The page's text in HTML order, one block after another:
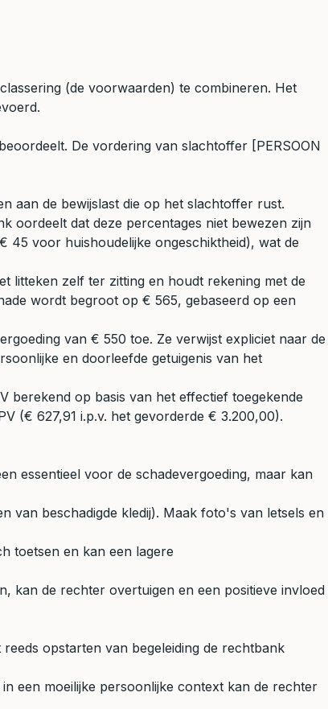
(de voorwaarden) te combineren. Het
De vordering van slachtoffer [PERSOON
aan de bewijslast die op het slachtoffer rust.
oordeelt dat deze percentages niet bewezen zijn
voor huishoudelijke ongeschiktheid), wat de
litteken zelf ter zitting en houdt rekening met de
wordt begroot op € 565, gebaseerd op een
van € 550 toe. Ze verwijst expliciet naar de
en doorleefde getuigenis van het
berekend op basis van het effectief toegekende
(€ 627,91 i.p.v. het gevorderde € 3.200,00).
essentieel voor de schadevergoeding, maar kan
van beschadigde kledij). Maak foto's van letsels en
toetsen en kan een lagere
kan de rechter overtuigen en een positieve invloed
opstarten van begeleiding de rechtbank
een moeilijke persoonlijke context kan de rechter